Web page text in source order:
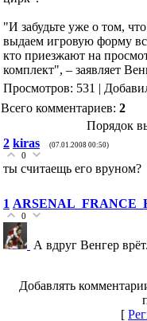
"И забудьте уже о том,
выдаем игровую форму
кто приезжают на
комплект", – заявляет
Просмотров: 531 |
Всего комментариев: 2
Порядок
2 kiras (07.01.2008 00:50)
0
ты считаещь его вруном?
1
0
А вдруг Венгер
Добавлять
[